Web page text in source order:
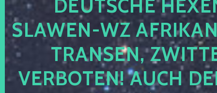
DEUTSCHE
SLAWEN-WZ
TRANSEN,
VERBOTEN! AUCH